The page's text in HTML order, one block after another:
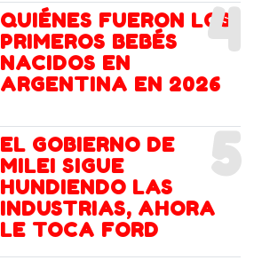
4
QUIÉNES FUERON LOS
PRIMEROS BEBÉS
NACIDOS EN
ARGENTINA EN 2026
5
EL GOBIERNO DE
MILEI SIGUE
HUNDIENDO LAS
INDUSTRIAS, AHORA
LE TOCA FORD